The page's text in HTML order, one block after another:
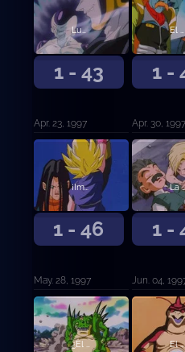
1 - 43
Luchadores del infierno. La resurrección de Célula y Freezer
Apr. 23, 1997
1 -
El androide definitivo. La fusión de los dos C-17
Apr. 30, 1997
1 - 46
¡Impacto! Super Saiyan 4 contra Super C-17
May. 28, 1997
1 -
La gran alianza: El ataque combinado de Goku y C-18
Jun. 04,
El poder Saiyan derrotado!?. El enemigo eléctrico Uuh Shinron